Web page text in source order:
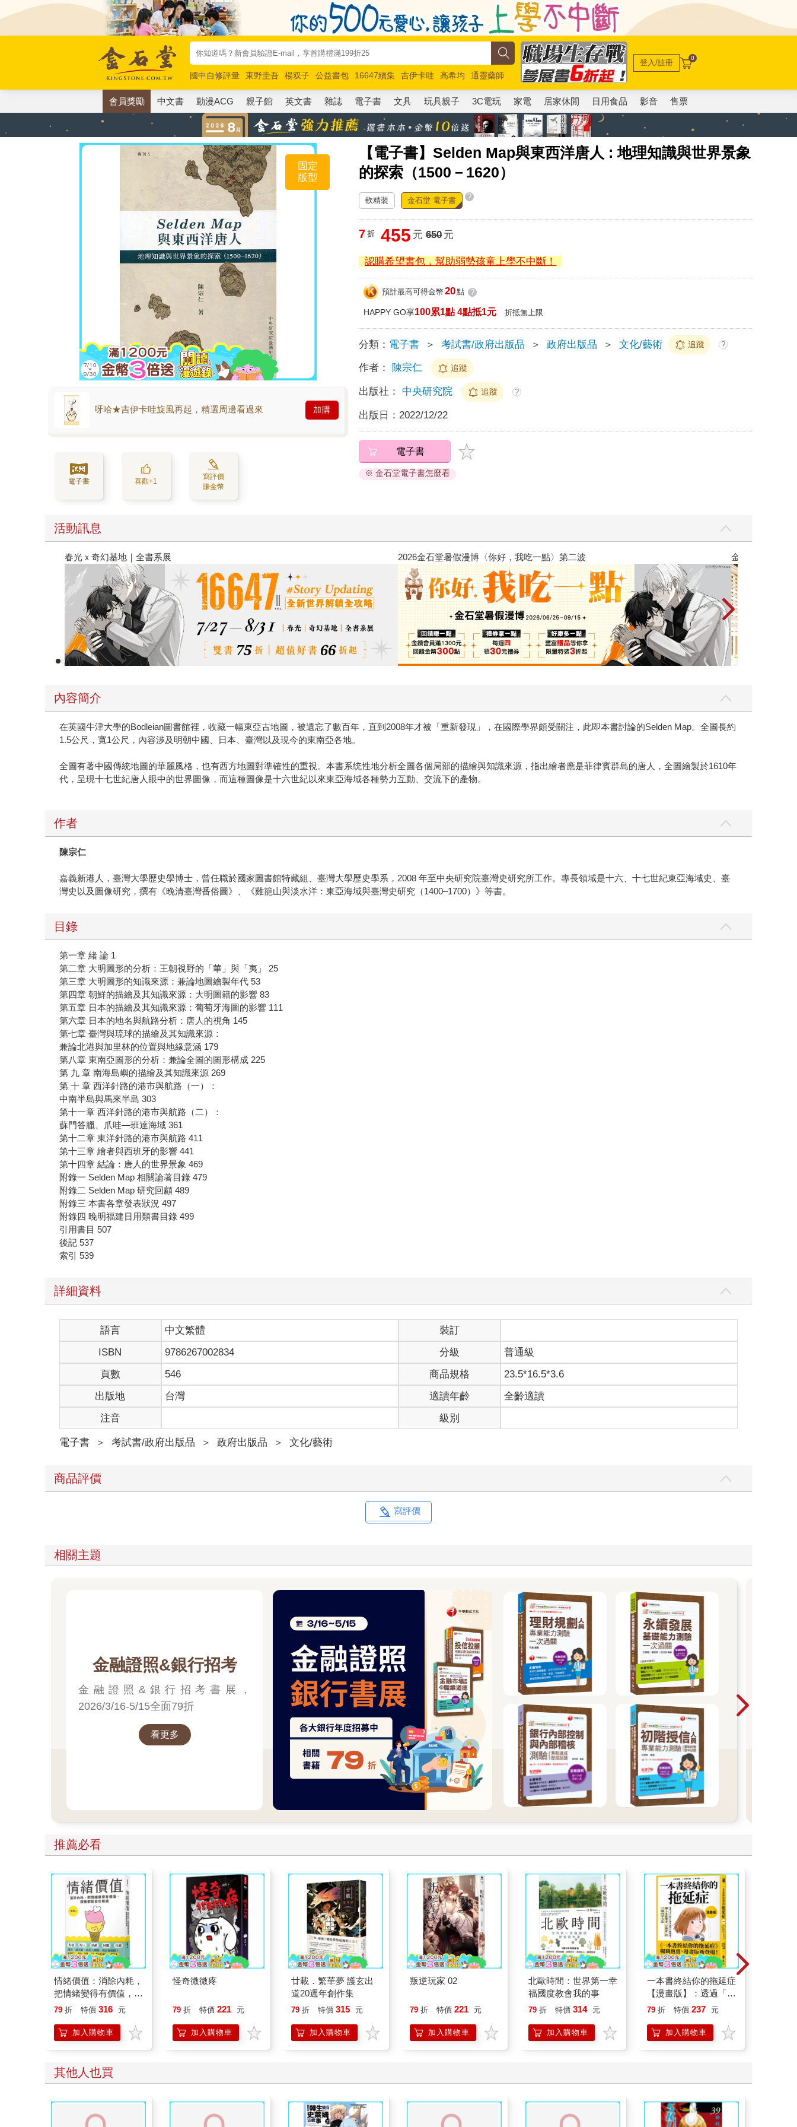
國中自修評量 東野圭吾 楊双子 公益書包 16647續集 吉伊卡哇 高希均
通靈藥師
唯紅花綻放
奧德賽 路邊攤新作 馬斯克 玩具總動員5 超慢跑
登入/註冊 0
會員獎勵 中文書 動漫ACG 親子館 英文書 雜誌 電子書 文具 玩具親子 3C電玩 家電 居家休閒 日用食品 影音 售票
【電子書】Selden Map與東西洋唐人 : 地理知識與世界景象
的探索（1500－1620）
固定
版型
呀哈★吉伊卡哇旋風再起，精選周邊看過來 加購
電子書 喜歡+1
寫評價
賺金幣
軟精裝 金石堂 電子書 ?
7 折 455 元 650元
認購希望書包，幫助弱勢孩童上學不中斷！
預計最高可得金幣 20點 ?
HAPPY GO享100累1點 4點抵1元 折抵無上限
分類： 電子書 ＞ 考試書/政府出版品 ＞ 政府出版品 ＞ 文化/藝術 追蹤 ?
作者： 陳宗仁 追蹤
出版社： 中央研究院 追蹤 ?
出版日： 2022/12/22
電子書
※ 金石堂電子書怎麼看
活動訊息
春光ｘ奇幻基地｜全書系展 2026金石堂暑假漫博〈你好，我吃一點〉第二波 金石堂2026海
內容簡介
在英國牛津大學的Bodleian圖書館裡，收藏一幅東亞古地圖，被遺忘了數百年，直到2008年才被「重新發現」，在國際學界頗受關注，此即本書討論的Selden Map。全圖長約
1.5公尺，寬1公尺，內容渉及明朝中國、日本、臺灣以及現今的東南亞各地。
全圖有著中國傳統地圖的華麗風格，也有西方地圖對準確性的重視。本書系统性地分析全圖各個局部的描繪與知識來源，指出繪者應是菲律賓群島的唐人，全圖繪製於1610年
代，呈現十七世紀唐人眼中的世界圖像，而這種圖像是十六世紀以來東亞海域各種勢力互動、交流下的產物。
作者
陳宗仁
嘉義新港人，臺灣大學歷史學博士，曾任職於國家圖書館特藏組、臺灣大學歷史學系，2008 年至中央研究院臺灣史研究所工作。專長領域是十六、十七世紀東亞海域史、臺
灣史以及圖像研究，撰有《晚清臺灣番俗圖》、《雞籠山與淡水洋：東亞海域與臺灣史研究（1400–1700）》等書。
目錄
第一章 緒 論 1
第二章 大明圖形的分析：王朝視野的「華」與「夷」 25
第三章 大明圖形的知識來源：兼論地圖繪製年代 53
第四章 朝鮮的描繪及其知識來源：大明圖籍的影響 83
第五章 日本的描繪及其知識來源：葡萄牙海圖的影響 111
第六章 日本的地名與航路分析：唐人的視角 145
第七章 臺灣與琉球的描繪及其知識來源：
兼論北港與加里林的位置與地緣意涵 179
第八章 東南亞圖形的分析：兼論全圖的圖形構成 225
第 九 章 南海島嶼的描繪及其知識來源 269
第 十 章 西洋針路的港市與航路（一）：
中南半島與馬來半島 303
第十一章 西洋針路的港市與航路（二）：
蘇門答臘、爪哇—班達海域 361
第十二章 東洋針路的港市與航路 411
第十三章 繪者與西班牙的影響 441
第十四章 結論：唐人的世界景象 469
附錄一 Selden Map 相關論著目錄 479
附錄二 Selden Map 研究回顧 489
附錄三 本書各章發表狀況 497
附錄四 晚明福建日用類書目錄 499
引用書目 507
後記 537
索引 539
詳細資料
語言 中文繁體
裝訂
ISBN
9786267002834 分級
普通級
頁數
546 商品規格
23.5*16.5*3.6
出版地
台灣 適讀年齡
全齡適讀
注音
級別
電子書 ＞ 考試書/政府出版品 ＞ 政府出版品 ＞ 文化/藝術
商品評價
寫評價
相關主題
金融證照&銀行招考
金融證照&銀行招考書展，
2026/3/16-5/15全面79折
看更多
推薦必看
情緒價值：消除內耗，
把情緒變得有價值，跟
誰都能自在相處
79 折 特價 316 元
加入購物車
怪奇微微疼
79 折 特價 221 元
加入購物車
廿載．繁華夢 護玄出
道20週年創作集
79 折 特價 315 元
加入購物車
叛逆玩家 02
79 折 特價 221 元
加入購物車
北歐時間：世界第一幸
福國度教會我的事
79 折 特價 314 元
加入購物車
一本書終結你的拖延症
【漫畫版】：透過「小
行動」打開大腦的行動
「行動派」的37個科
學方法
79 折 特價 237 元
加入購物車
其他人也買